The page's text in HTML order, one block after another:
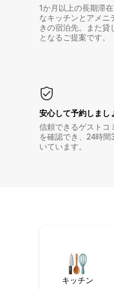
1か月以上の長期滞
なキッチンとアメニ
きの宿泊先。また貸
となるご提案です。
安心して予約しまし
信頼できるゲストコ
を確認でき、24時
いています。
キッチン